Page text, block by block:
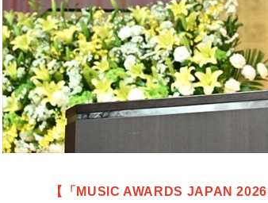
【「MUSIC AWARDS JAPAN 2026